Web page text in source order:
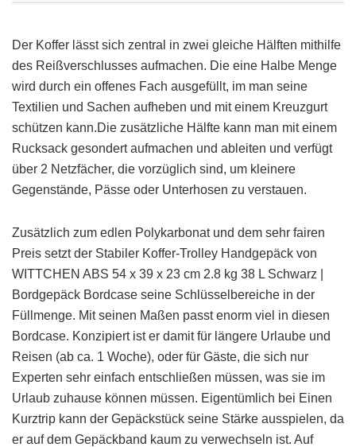
Der Koffer lässt sich zentral in zwei gleiche Hälften mithilfe
des Reißverschlusses aufmachen. Die eine Halbe Menge
wird durch ein offenes Fach ausgefüllt, im man seine
Textilien und Sachen aufheben und mit einem Kreuzgurt
schützen kann.Die zusätzliche Hälfte kann man mit einem
Rucksack gesondert aufmachen und ableiten und verfügt
über 2 Netzfächer, die vorzüglich sind, um kleinere
Gegenstände, Pässe oder Unterhosen zu verstauen.
Zusätzlich zum edlen Polykarbonat und dem sehr fairen
Preis setzt der Stabiler Koffer-Trolley Handgepäck von
WITTCHEN ABS 54 x 39 x 23 cm 2.8 kg 38 L Schwarz |
Bordgepäck Bordcase seine Schlüsselbereiche in der
Füllmenge. Mit seinen Maßen passt enorm viel in diesen
Bordcase. Konzipiert ist er damit für längere Urlaube und
Reisen (ab ca. 1 Woche), oder für Gäste, die sich nur
Experten sehr einfach entschließen müssen, was sie im
Urlaub zuhause können müssen. Eigentümlich bei Einen
Kurztrip kann der Gepäckstück seine Stärke ausspielen, da
er auf dem Gepäckband kaum zu verwechseln ist. Auf